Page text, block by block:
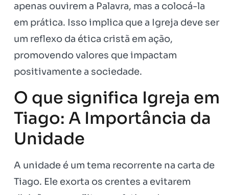
apenas ouvirem a Palavra, mas a colocá-la
em prática. Isso implica que a Igreja deve ser
um reflexo da ética cristã em ação,
promovendo valores que impactam
positivamente a sociedade.
O que significa Igreja em
Tiago: A Importância da
Unidade
A unidade é um tema recorrente na carta de
Tiago. Ele exorta os crentes a evitarem